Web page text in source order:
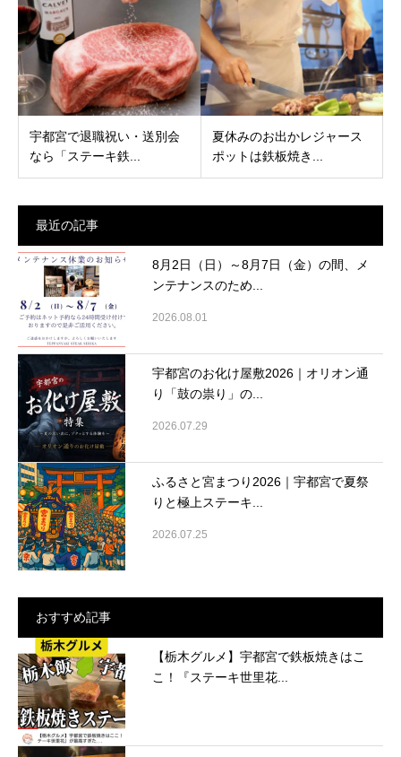
宇都宮で退職祝い・送別会
なら「ステーキ鉄...
夏休みのお出かレジャース
ポットは鉄板焼き...
最近の記事
8月2日（日）～8月7日（金）の間、メ
ンテナンスのため...
2026.08.01
宇都宮のお化け屋敷2026｜オリオン通
り「鼓の祟り」の...
2026.07.29
ふるさと宮まつり2026｜宇都宮で夏祭
りと極上ステーキ...
2026.07.25
おすすめ記事
【栃木グルメ】宇都宮で鉄板焼きはこ
こ！『ステーキ世里花...